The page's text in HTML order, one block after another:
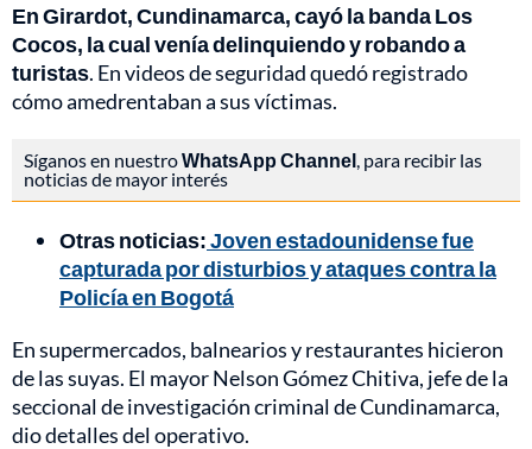
En Girardot, Cundinamarca, cayó la banda Los
Cocos, la cual venía delinquiendo y robando a
turistas. En videos de seguridad quedó registrado
cómo amedrentaban a sus víctimas.
Síganos en nuestroWhatsApp Channel , para recibir las
noticias de mayor interés
Otras noticias:Joven estadounidense fue
capturada por disturbios y ataques contra la
Policía en Bogotá
En supermercados, balnearios y restaurantes hicieron
de las suyas. El mayor Nelson Gómez Chitiva, jefe de la
seccional de investigación criminal de Cundinamarca,
dio detalles del operativo.